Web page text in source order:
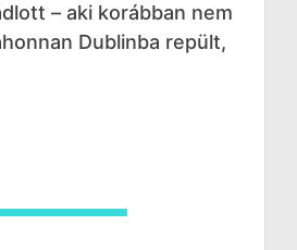
– aki korábban nem
Dublinba repült,